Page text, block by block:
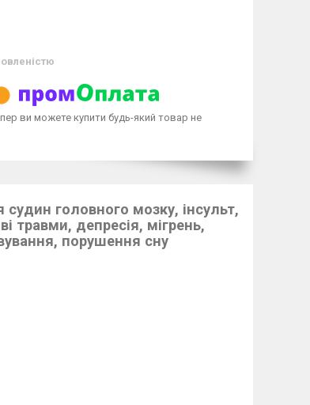
ви можете купити будь-який товар не
головного мозку, інсульт,
травми, депресія, мігрень,
порушення сну